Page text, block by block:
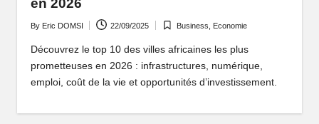
u
n
en 2026
Posted
by
By Eric DOMSI 22/09/2025
Posted
in
Business Economie
Découvrez le top 10 des villes africaines les plus
prometteuses en 2026 : infrastructures, numérique,
emploi, coût de la vie et opportunités d’investissement.